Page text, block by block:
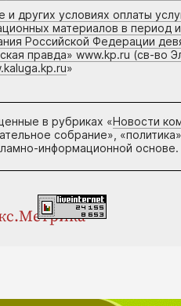
и других условиях оплаты
материалов в период
Российской Федерации
правда» www.kp.ru (св-
»
в рубриках «Новости
собрание»,
информационной основе.